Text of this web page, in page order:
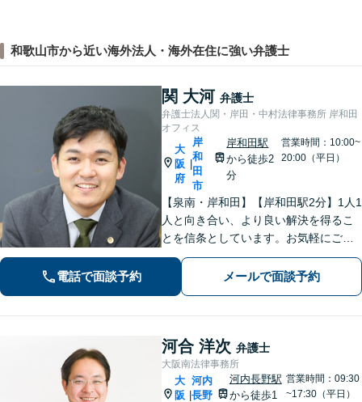
和歌山市から近い海外法人・海外在住に強い弁護士
関 大河 弁護士
弁護士法人関・岸田・中村法律事務所 岸和田
オフィス
大
阪
府
岸
和
田
市
岸和田駅
から徒歩2
分
営業時間：10:00~
20:00（平日）
【泉南・岸和田】【岸和田駅2分】1人1
人と向き合い、より良い解決を得るこ
とを信条としています。お気軽にご相
談下さい。
電話で面談予約 メールで面談予約
河合 洋次 弁護士
大阪南法律事務所
大
阪 |
河内
長野
河内長野駅
から徒歩1
営業時間：09:30
~17:30（平日）